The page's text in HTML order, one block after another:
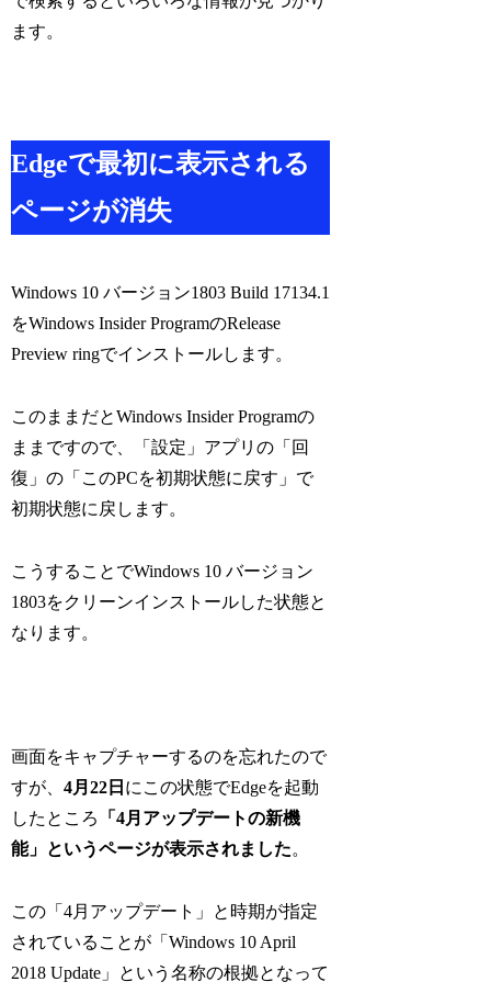
ます。
Edgeで最初に表示される
ページが消失
Windows 10 バージョン1803 Build 17134.1
をWindows Insider ProgramのRelease
Preview ringでインストールします。
このままだとWindows Insider Programの
ままですので、「設定」アプリの「回
復」の「このPCを初期状態に戻す」で
初期状態に戻します。
こうすることでWindows 10 バージョン
1803をクリーンインストールした状態と
なります。
画面をキャプチャーするのを忘れたので
すが、4月22日 にこの状態でEdgeを起動
したところ
「4月アップデートの新機
能」というページが表示されました。
この「4月アップデート」と時期が指定
されていることが「Windows 10 April
2018 Update」という名称の根拠となって